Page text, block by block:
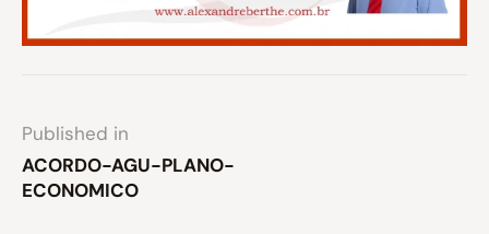
Published in
ACORDO-AGU-PLANO-
ECONOMICO